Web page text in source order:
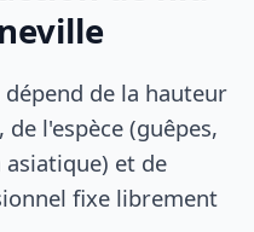
de la hauteur
l'espèce (guêpes,
et de
fixe librement